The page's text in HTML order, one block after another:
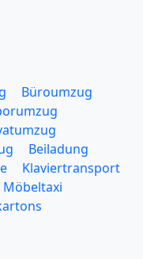
Büroumzug
Beiladung
Klaviertransport
Möbeltaxi